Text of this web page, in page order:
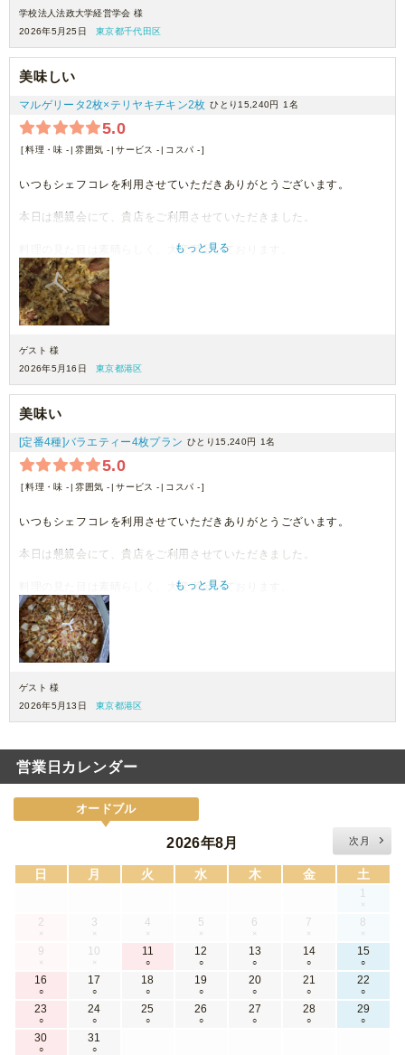
学校法人法政大学経営学会 様
2026年5月25日
東京都千代田区
美味しい
マルゲリータ2枚×テリヤキチキン2枚 ひとり15,240円 1名
5.0
料理・味 - 雰囲気 - サービス - コスパ -
いつもシェフコレを利用させていただきありがとうございます。
本日は懇親会にて、貴店をご利用させていただきました。
料理の見た目は素晴らしく、大変満足しております。
機会がございましたら、ぜひまたご利用させていただきます。
もっと見る
ゲスト 様
2026年5月16日
東京都港区
美味い
[定番4種]バラエティー4枚プラン ひとり15,240円 1名
5.0
料理・味 - 雰囲気 - サービス - コスパ -
いつもシェフコレを利用させていただきありがとうございます。
本日は懇親会にて、貴店をご利用させていただきました。
料理の見た目は素晴らしく、大変満足しております。
機会がございましたら、ぜひまたご利用させていただきます。
もっと見る
ゲスト 様
2026年5月13日
東京都港区
営業日カレンダー
オードブル
2026年8月 次月
日 月 火 水 木 金 土
1
×
2
×
3
×
4
×
5
×
6
×
7
×
8
×
9
×
10
×
11
○
12
○
13
○
14
○
15
○
16
○
17
○
18
○
19
○
20
○
21
○
22
○
23
○
24
○
25
○
26
○
27
○
28
○
29
○
30
○
31
○